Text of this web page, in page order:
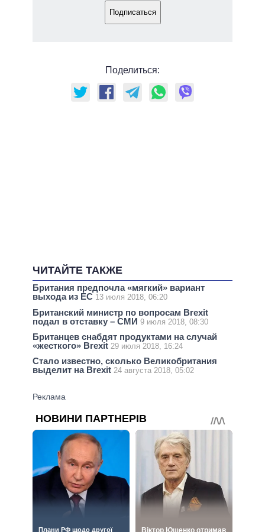
Подписаться
Поделиться:
ЧИТАЙТЕ ТАКЖЕ
Британия предпочла «мягкий» вариант
выхода из ЕС 13 июля 2018, 06:20
Британский министр по вопросам Brexit
подал в отставку – СМИ 9 июля 2018, 08:30
Британцев снабдят продуктами на случай
«жесткого» Brexit 29 июля 2018, 16:24
Стало известно, сколько Великобритания
выделит на Brexit 24 августа 2018, 05:02